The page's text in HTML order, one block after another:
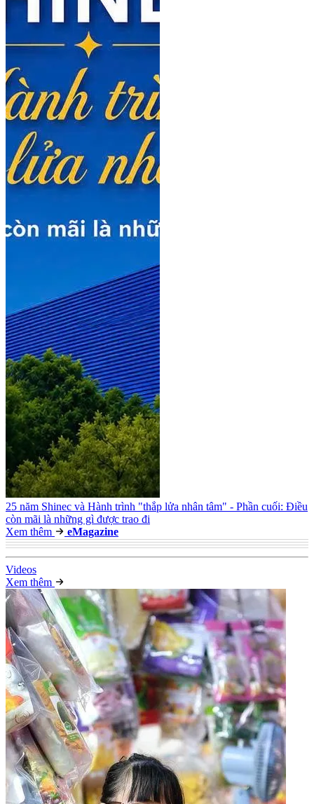
25 năm Shinec và Hành trình "thắp lửa nhân tâm" - Phần cuối: Điều
còn mãi là những gì được trao đi
Xem thêm
eMagazine
Videos
Xem thêm